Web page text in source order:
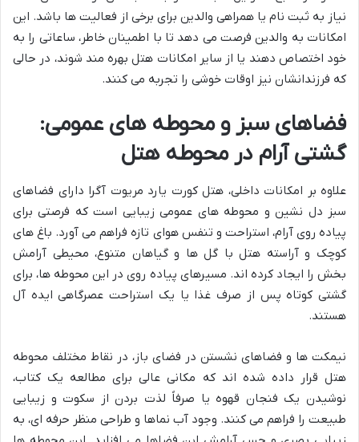
نیاز به ثبت نام یا همراهی والدین برای برخی از فعالیت ها باشد. این
امکانات به والدین فرصت می دهد تا با اطمینان خاطر، ساعاتی را به
خود اختصاص دهند یا از سایر امکانات هتل بهره مند شوند، در حالی
که فرزندانشان نیز اوقات خوشی را تجربه می کنند.
فضاهای سبز و محوطه های عمومی:
گشتی آرام در محوطه هتل
علاوه بر امکانات داخلی، هتل کورت یارد مریوت آگرا دارای فضاهای
سبز دل نشین و محوطه های عمومی زیبایی است که فرصتی برای
پیاده روی آرام، استراحت و تنفس هوای تازه فراهم می آورد. باغ های
کوچک و آراسته هتل با گل ها و گیاهان متنوع، محیطی آرامش
بخش را ایجاد کرده اند. مسیرهای پیاده روی در این محوطه ها، برای
گشتی کوتاه پس از صرف غذا یا یک استراحت عصرگاهی ایده آل
هستند.
نیمکت ها و فضاهای نشستن در فضای باز، در نقاط مختلف محوطه
هتل قرار داده شده اند که مکانی عالی برای مطالعه یک کتاب،
نوشیدن یک فنجان قهوه یا صرفاً لذت بردن از سکوت و زیبایی
طبیعت را فراهم می کنند. وجود آب نماها و طراحی منظر حرفه ای، به